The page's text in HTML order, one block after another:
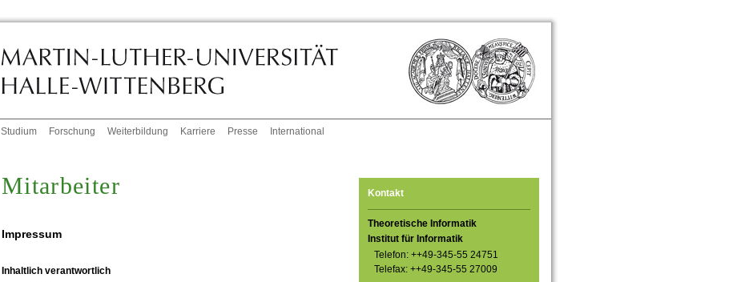
Studium Forschung Weiterbildung Karriere Presse International
Kontakt
Theoretische Informatik
Institut für Informatik
Telefon: ++49-345-55 24751
Telefax: ++49-345-55 27009
Mitarbeiter
Impressum
Inhaltlich verantwortlich